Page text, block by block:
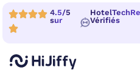
4.5/5
sur
Vérifiés